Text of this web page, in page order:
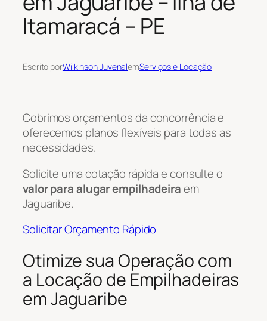
Itamaracá – PE
Escrito porWilkinson JuvenalemServiços e Locação
Cobrimos orçamentos da concorrência e
oferecemos planos flexíveis para todas as
necessidades.
Solicite uma cotação rápida e consulte o
valor para alugar empilhadeiraem
Jaguaribe.
Solicitar Orçamento Rápido
Otimize sua Operação com
a Locação de Empilhadeiras
em Jaguaribe